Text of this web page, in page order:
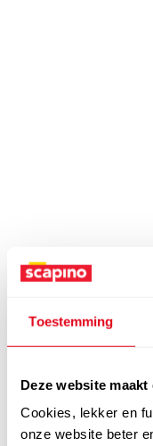
Toestemming
Deze website
Cookies, lekker en
onze website beter